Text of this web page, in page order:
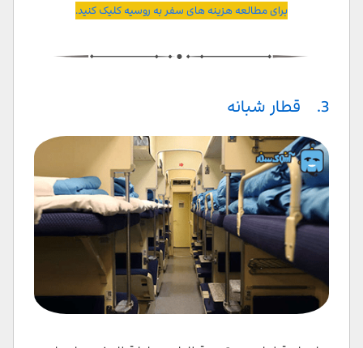
برای مطالعه هزینه های سفر به روسیه کلیک کنید.
3. قطار شبانه